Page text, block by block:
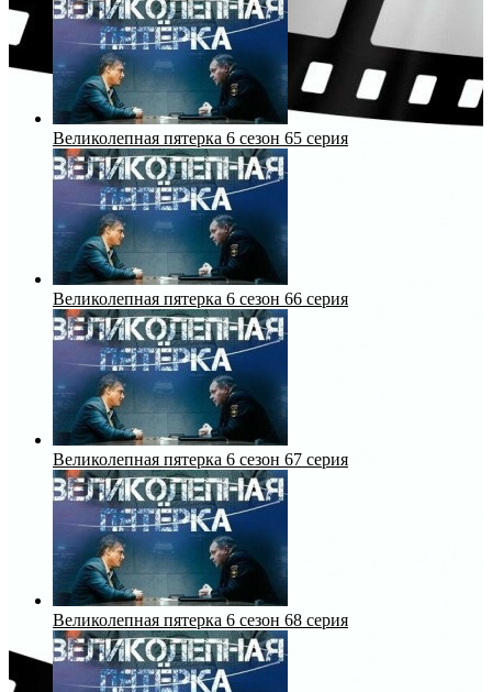
Великолепная пятерка 6 сезон 65 серия
Великолепная пятерка 6 сезон 66 серия
Великолепная пятерка 6 сезон 67 серия
Великолепная пятерка 6 сезон 68 серия